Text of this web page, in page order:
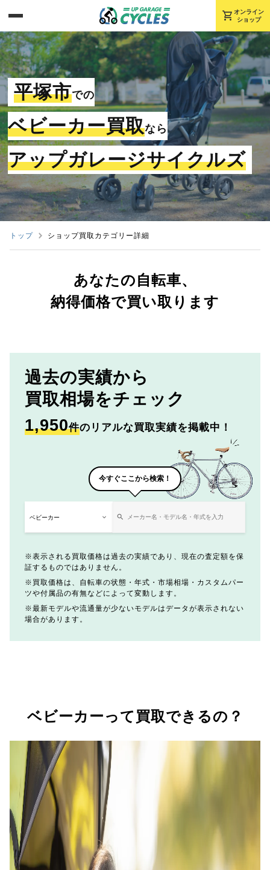
shopping_cart オンライン
ショップ
平塚市での
ベビーカー買取なら
アップガレージサイクルズ
トップ ショップ買取カテゴリー詳細
あなたの自転車、
納得価格で買い取ります
過去の実績から
買取相場をチェック
1,950件のリアルな買取実績を掲載中！
今すぐここから検索！
表示される買取価格は過去の実績であり、現在の査定額を保
証するものではありません。
買取価格は、自転車の状態・年式・市場相場・カスタムパー
ツや付属品の有無などによって変動します。
最新モデルや流通量が少ないモデルはデータが表示されない
場合があります。
ベビーカーって買取できるの？